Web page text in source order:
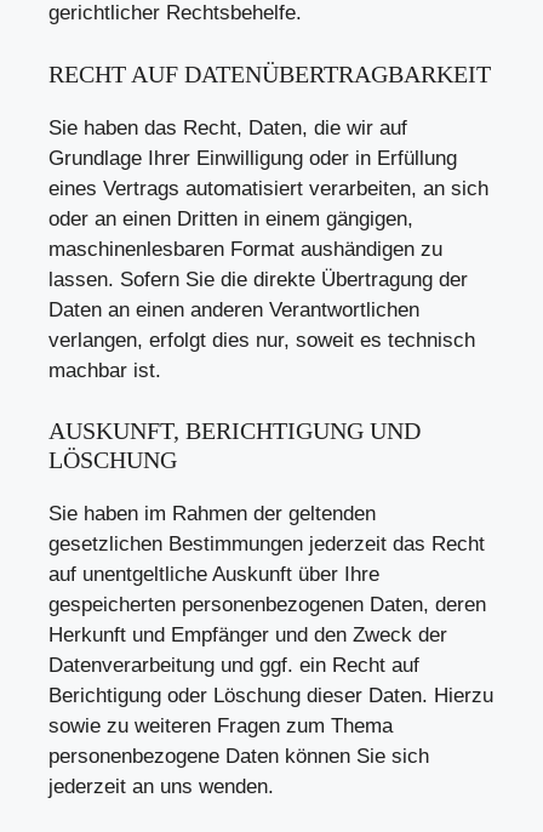
gerichtlicher Rechtsbehelfe.
RECHT AUF DATEN­ÜBERTRAG­BARKEIT
Sie haben das Recht, Daten, die wir auf
Grundlage Ihrer Einwilligung oder in Erfüllung
eines Vertrags automatisiert verarbeiten, an sich
oder an einen Dritten in einem gängigen,
maschinenlesbaren Format aushändigen zu
lassen. Sofern Sie die direkte Übertragung der
Daten an einen anderen Verantwortlichen
verlangen, erfolgt dies nur, soweit es technisch
machbar ist.
AUSKUNFT, BERICHTIGUNG UND
LÖSCHUNG
Sie haben im Rahmen der geltenden
gesetzlichen Bestimmungen jederzeit das Recht
auf unentgeltliche Auskunft über Ihre
gespeicherten personenbezogenen Daten, deren
Herkunft und Empfänger und den Zweck der
Datenverarbeitung und ggf. ein Recht auf
Berichtigung oder Löschung dieser Daten. Hierzu
sowie zu weiteren Fragen zum Thema
personenbezogene Daten können Sie sich
jederzeit an uns wenden.